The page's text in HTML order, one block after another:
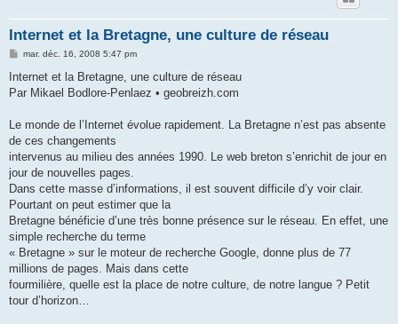
Internet et la Bretagne, une culture de réseau
M
s
a
mar. déc. 16, 2008 5:47 pm
Internet et la Bretagne, une culture de réseau
Par Mikael Bodlore-Penlaez • geobreizh.com
Le monde de l’Internet évolue rapidement. La Bretagne n’est pas absente
de ces changements
intervenus au milieu des années 1990. Le web breton s’enrichit de jour en
jour de nouvelles pages.
Dans cette masse d’informations, il est souvent difficile d’y voir clair.
Pourtant on peut estimer que la
Bretagne bénéficie d’une très bonne présence sur le réseau. En effet, une
simple recherche du terme
« Bretagne » sur le moteur de recherche Google, donne plus de 77
millions de pages. Mais dans cette
fourmilière, quelle est la place de notre culture, de notre langue ? Petit
tour d’horizon…